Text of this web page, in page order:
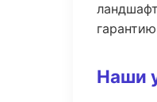
Наши